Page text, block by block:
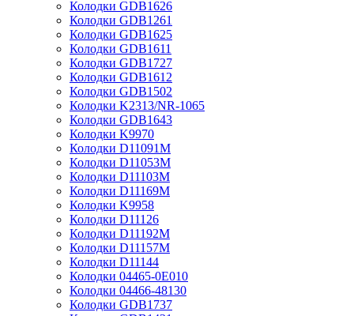
Колодки GDB1626
Колодки GDB1261
Колодки GDB1625
Колодки GDB1611
Колодки GDB1727
Колодки GDB1612
Колодки GDB1502
Колодки K2313/NR-1065
Колодки GDB1643
Колодки K9970
Колодки D11091M
Колодки D11053M
Колодки D11103M
Колодки D11169M
Колодки K9958
Колодки D11126
Колодки D11192M
Колодки D11157M
Колодки D11144
Колодки 04465-0E010
Колодки 04466-48130
Колодки GDB1737